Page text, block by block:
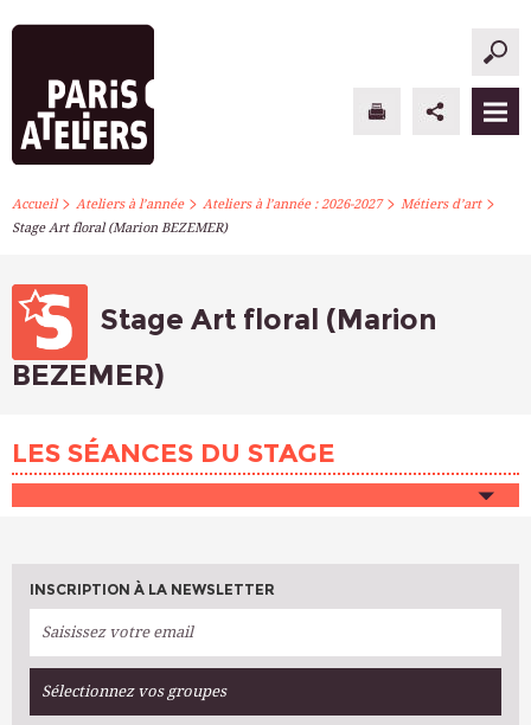
PARIS ATELIERS
ATELIERS À L’ANNÉE
S’INSCRIRE
Accueil> Ateliers à l’année> Ateliers à l’année : 2026-2027> Métiers d’art>
Stage Art floral (Marion BEZEMER)
Stage Art floral (Marion
BEZEMER)
LES SÉANCES DU STAGE
INSCRIPTION À LA NEWSLETTER
Sélectionnez vos groupes